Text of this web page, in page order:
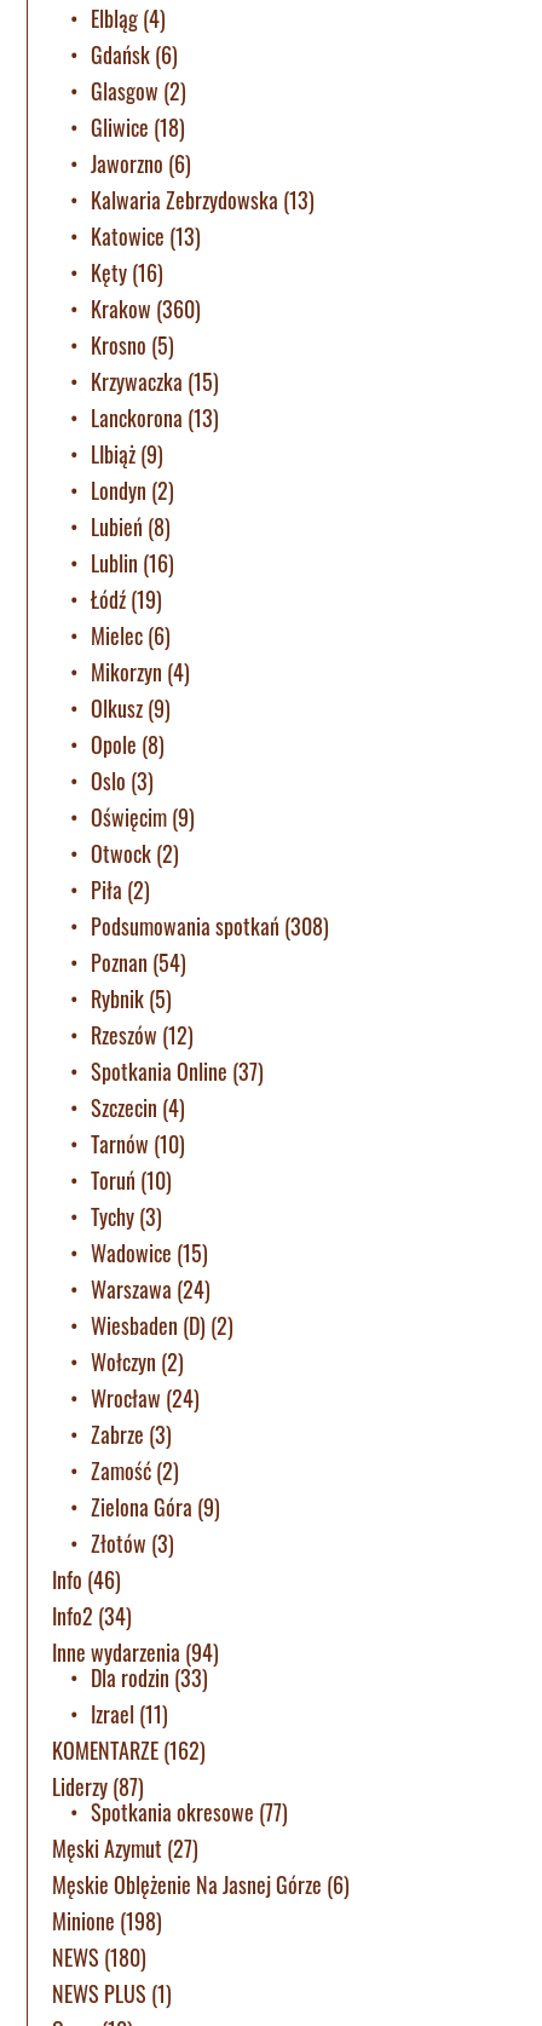
Elbląg(4)
Gdańsk(6)
Glasgow (2)
Gliwice (18)
Jaworzno (6)
Kalwaria Zebrzydowska (13)
Katowice (13)
Kęty(16)
Krakow (360)
Krosno (5)
Krzywaczka (15)
Lanckorona (13)
LIbiąż(9)
Londyn (2)
Lubień (8)
Lublin (16)
Łódź(19)
Mielec(6)
Mikorzyn (4)
Olkusz(9)
Opole (8)
Oslo (3)
Oświęcim(9)
Otwock(2)
Piła (2)
Podsumowania spotkań (308)
Poznan (54)
Rybnik(5)
Rzeszów (12)
Spotkania Online (37)
Szczecin (4)
Tarnów (10)
Toruń (10)
Tychy(3)
Wadowice (15)
Warszawa (24)
Wiesbaden (D) (2)
Wołczyn (2)
Wrocław (24)
Zabrze (3)
Zamość(2)
Zielona Góra (9)
Złotów (3)
Info (46)
Info2 (34)
Inne wydarzenia (94)
Dla rodzin (33)
Izrael (11)
KOMENTARZE(162)
Liderzy(87)
Spotkania okresowe (77)
Męski Azymut (27)
Męskie Oblężenie Na Jasnej Górze (6)
Minione (198)
NEWS (180)
NEWS PLUS (1)